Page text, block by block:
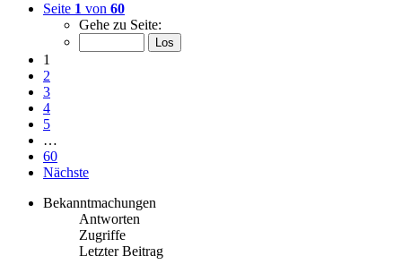
Seite 1 von 60
Gehe zu Seite:
1
2
3
4
5
…
60
Nächste
Bekanntmachungen
Antworten
Zugriffe
Letzter Beitrag